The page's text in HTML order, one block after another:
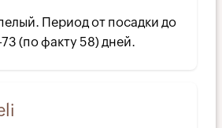
Период от посадки до
(по факту 58) дней.